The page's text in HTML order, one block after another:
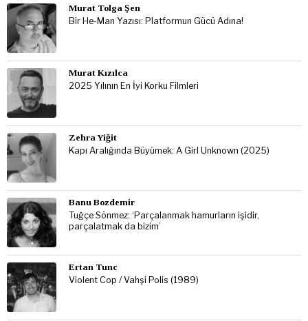
Murat Tolga Şen
Bir He-Man Yazısı: Platformun Gücü Adına!
Murat Kızılca
2025 Yılının En İyi Korku Filmleri
Zehra Yiğit
Kapı Aralığında Büyümek: A Girl Unknown (2025)
Banu Bozdemir
Tuğçe Sönmez: ‘Parçalanmak hamurların işidir,
parçalatmak da bizim’
Ertan Tunc
Violent Cop / Vahşi Polis (1989)